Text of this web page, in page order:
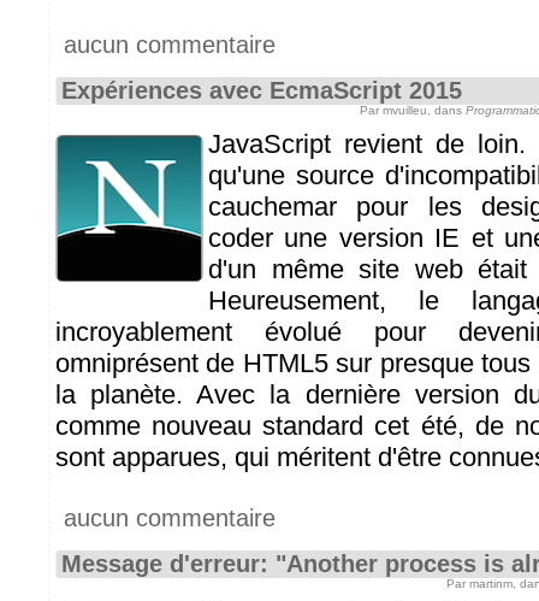
aucun commentaire
Expériences avec EcmaScript 2015
Par mvuilleu, dans
JavaScript revient de
qu'une source
cauchemar pour les
coder une version IE et
d'un même site web était
Heureusement, le
incroyablement évolué pour
omniprésent de HTML5 sur presque
la planète. Avec la dernière version
comme nouveau standard cet été, de
sont apparues, qui méritent d'être
aucun commentaire
Message d'erreur: "Another process is
Par martinm,